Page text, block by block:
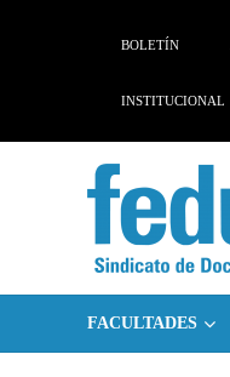
BOLETÍN
INSTITUCIONAL
FACULTADES